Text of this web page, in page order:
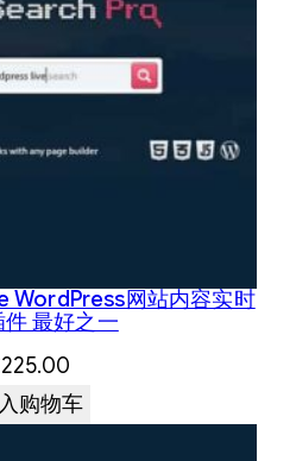
WordPress网站内容实时
最好之一
225.00
购物车